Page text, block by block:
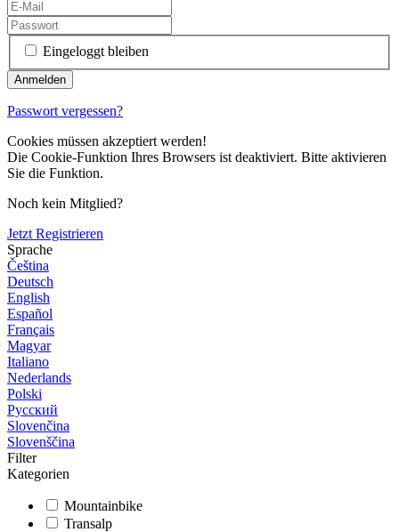
Eingeloggt bleiben
Passwort vergessen?
Cookies müssen akzeptiert werden!
Die Cookie-Funktion Ihres Browsers ist deaktiviert. Bitte aktivieren
Sie die Funktion.
Noch kein Mitglied?
Jetzt Registrieren
Sprache
Čeština
Deutsch
English
Español
Français
Magyar
Italiano
Nederlands
Polski
Русский
Slovenčina
Slovenščina
Filter
Kategorien
Mountainbike
Transalp